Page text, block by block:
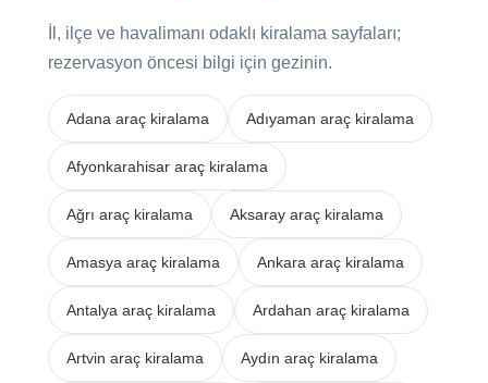
İl, ilçe ve havalimanı odaklı kiralama sayfaları;
rezervasyon öncesi bilgi için gezinin.
Adana araç kiralama Adıyaman araç kiralama
Afyonkarahisar araç kiralama
Ağrı araç kiralama Aksaray araç kiralama
Amasya araç kiralama Ankara araç kiralama
Antalya araç kiralama Ardahan araç kiralama
Artvin araç kiralama Aydın araç kiralama